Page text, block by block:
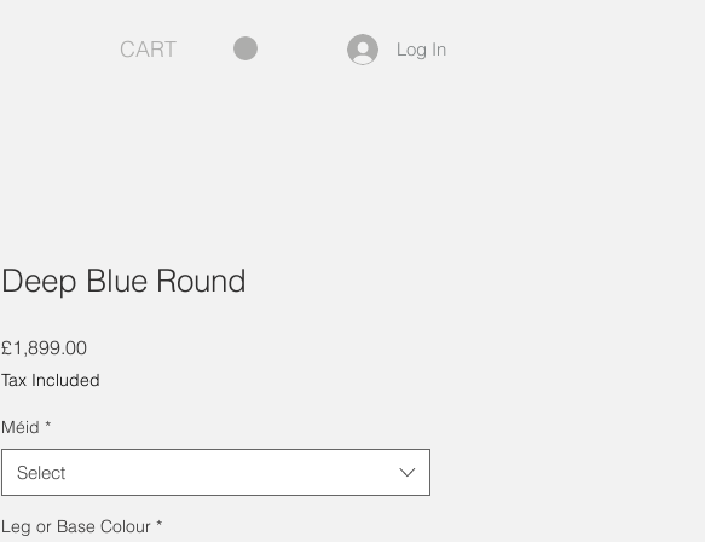
CART Log In
Deep Blue Round
£1,899.00Price
Tax Included
Méid *
Select
Leg or Base Colour *